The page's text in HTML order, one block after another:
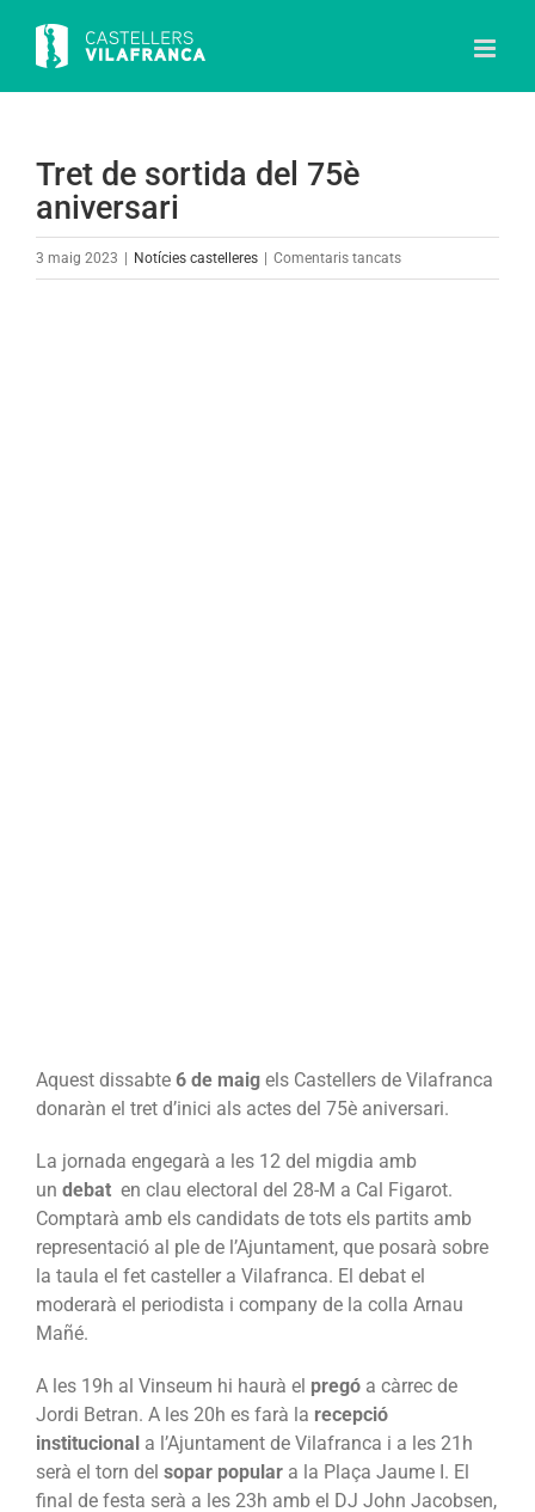
content
Tret de sortida del 75è
aniversari
3 maig 2023 Notícies castelleres Comentaris tancatsa
Aquest dissabte 6 de maig els Castellers de Vilafranca
donaràn el tret d’inici als actes del 75è aniversari.
La jornada engegarà a les 12 del migdia amb
un debat en clau electoral del 28-M a Cal Figarot.
Comptarà amb els candidats de tots els partits amb
representació al ple de l’Ajuntament, que posarà sobre
la taula el fet casteller a Vilafranca. El debat el
moderarà el periodista i company de la colla Arnau
Mañé.
A les 19h al Vinseum hi haurà el pregó a càrrec de
Jordi Betran. A les 20h es farà la recepció
institucional a l’Ajuntament de Vilafranca i a les 21h
serà el torn del sopar popular a la Plaça Jaume I. El
final de festa serà a les 23h amb el DJ John Jacobsen,